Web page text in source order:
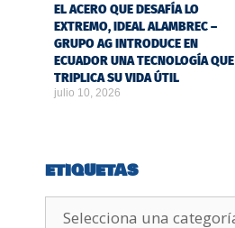
EL ACERO QUE DESAFÍA LO
EXTREMO, IDEAL ALAMBREC –
GRUPO AG INTRODUCE EN
ECUADOR UNA TECNOLOGÍA QUE
TRIPLICA SU VIDA ÚTIL
julio 10, 2026
ETIQUETAS